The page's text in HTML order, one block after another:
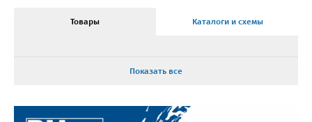
Товары Каталоги и схемы
Показать все